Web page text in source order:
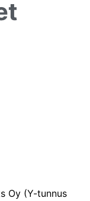
Oy (Y-tunnus